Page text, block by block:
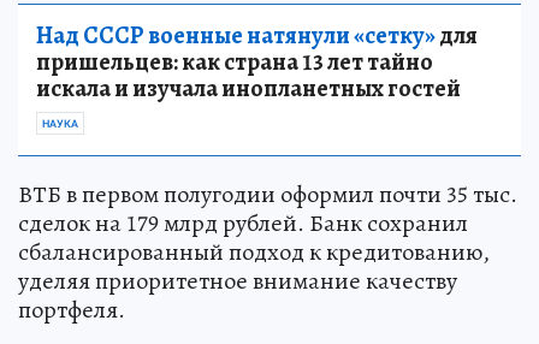
Над СССР военные натянули «сетку»для
пришельцев: как страна 13 лет тайно
искала и изучала инопланетных гостей
НАУКА
ВТБ в первом полугодии оформил почти 35 тыс.
сделок на 179 млрд рублей. Банк сохранил
сбалансированный подход к кредитованию,
уделяя приоритетное внимание качеству
портфеля.